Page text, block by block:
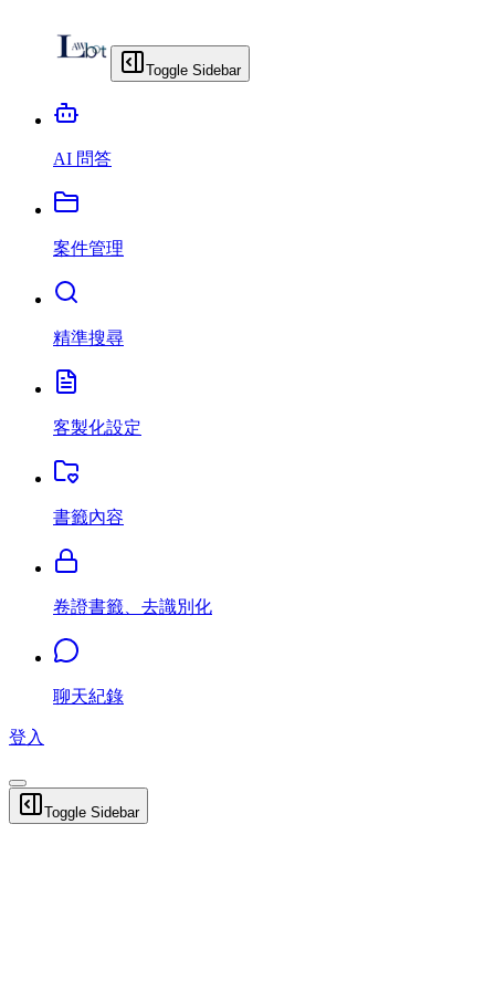
Toggle Sidebar
AI 問答
案件管理
精準搜尋
客製化設定
書籤內容
卷證書籤、去識別化
聊天紀錄
登入
Toggle Sidebar